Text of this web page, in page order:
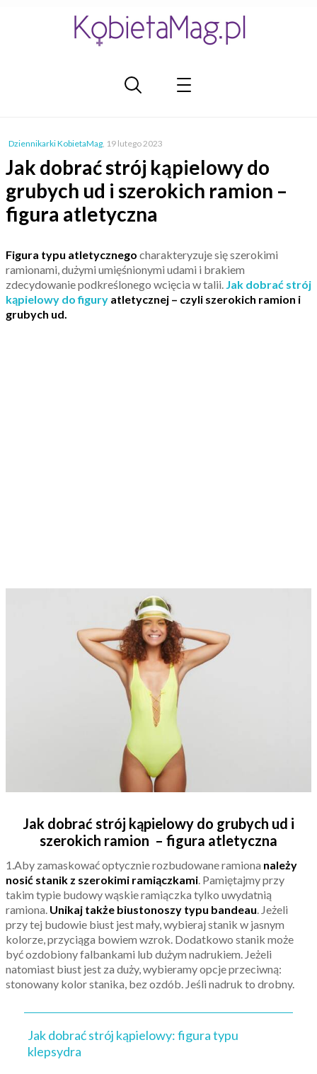
Dziennikarki KobietaMag, 19 lutego 2023
Jak dobrać strój kąpielowy do
grubych ud i szerokich ramion –
figura atletyczna
Figura typu atletycznego charakteryzuje się szerokimi
ramionami, dużymi umięśnionymi udami i brakiem
zdecydowanie podkreślonego wcięcia w talii. Jak dobrać strój
kąpielowy do figury atletycznej – czyli szerokich ramion i
grubych ud.
Jak dobrać strój kąpielowy do grubych ud i
szerokich ramion – figura atletyczna
1.Aby zamaskować optycznie rozbudowane ramiona należy
nosić stanik z szerokimi ramiączkami. Pamiętajmy przy
takim typie budowy wąskie ramiączka tylko uwydatnią
ramiona. Unikaj także biustonoszy typu bandeau. Jeżeli
przy tej budowie biust jest mały, wybieraj stanik w jasnym
kolorze, przyciąga bowiem wzrok. Dodatkowo stanik może
być ozdobiony falbankami lub dużym nadrukiem. Jeżeli
natomiast biust jest za duży, wybieramy opcje przeciwną:
stonowany kolor stanika, bez ozdób. Jeśli nadruk to drobny.
Jak dobrać strój kąpielowy: figura typu
klepsydra